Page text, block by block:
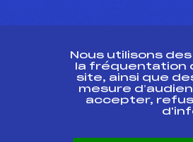
Nous utilisons
la fréquentation
site, ainsi que
mesure
accepter,